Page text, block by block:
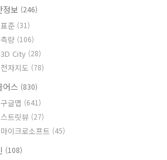
정보 (246)
표준 (31)
측량 (106)
3D City (28)
전자지도 (78)
어스 (830)
구글맵 (641)
스트릿뷰 (27)
마이크로소프트 (45)
(108)